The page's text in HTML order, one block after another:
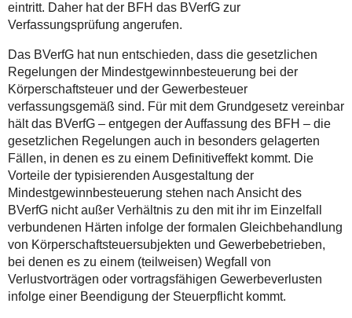
eintritt. Daher hat der BFH das BVerfG zur
Verfassungsprüfung angerufen.
Das BVerfG hat nun entschieden, dass die gesetzlichen
Regelungen der Mindestgewinnbesteuerung bei der
Körperschaftsteuer und der Gewerbesteuer
verfassungsgemäß sind. Für mit dem Grundgesetz vereinbar
hält das BVerfG – entgegen der Auffassung des BFH – die
gesetzlichen Regelungen auch in besonders gelagerten
Fällen, in denen es zu einem Definitiveffekt kommt. Die
Vorteile der typisierenden Ausgestaltung der
Mindestgewinnbesteuerung stehen nach Ansicht des
BVerfG nicht außer Verhältnis zu den mit ihr im Einzelfall
verbundenen Härten infolge der formalen Gleichbehandlung
von Körperschaftsteuersubjekten und Gewerbebetrieben,
bei denen es zu einem (teilweisen) Wegfall von
Verlustvorträgen oder vortragsfähigen Gewerbeverlusten
infolge einer Beendigung der Steuerpflicht kommt.